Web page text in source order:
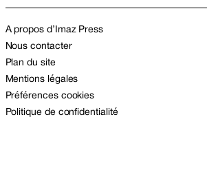
A propos d’Imaz Press
Nous contacter
Plan du site
Mentions légales
Préférences cookies
Politique de confidentialité